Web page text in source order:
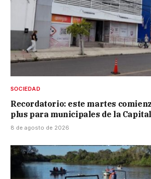
SOCIEDAD
Recordatorio: este martes
plus para municipales de la Capital
8 de agosto de 2026